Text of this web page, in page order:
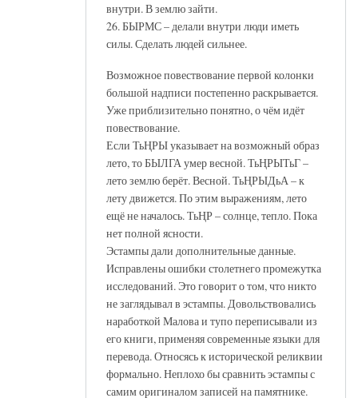
внутри. В землю зайти.
26. БЫРМС – делали внутри люди иметь
силы. Сделать людей сильнее.
Возможное повествование первой колонки
большой надписи постепенно раскрывается.
Уже приблизительно понятно, о чём идёт
повествование.
Если ТьҢРЫ указывает на возможный образ
лето, то БЫЛГА умер весной. ТьҢРЫТьГ –
лето землю берёт. Весной. ТьҢРЫДьА – к
лету движется. По этим выражениям, лето
ещё не началось. ТьҢР – солнце, тепло. Пока
нет полной ясности.
Эстампы дали дополнительные данные.
Исправлены ошибки столетнего промежутка
исследований. Это говорит о том, что никто
не заглядывал в эстампы. Довольствовались
наработкой Малова и тупо переписывали из
его книги, применяя современные языки для
перевода. Относясь к исторической реликвии
формально. Неплохо бы сравнить эстампы с
самим оригиналом записей на памятнике.